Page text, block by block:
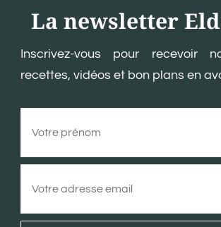
La newsletter
Inscrivez-vous pour recevoir
recettes, vidéos et bon plans en